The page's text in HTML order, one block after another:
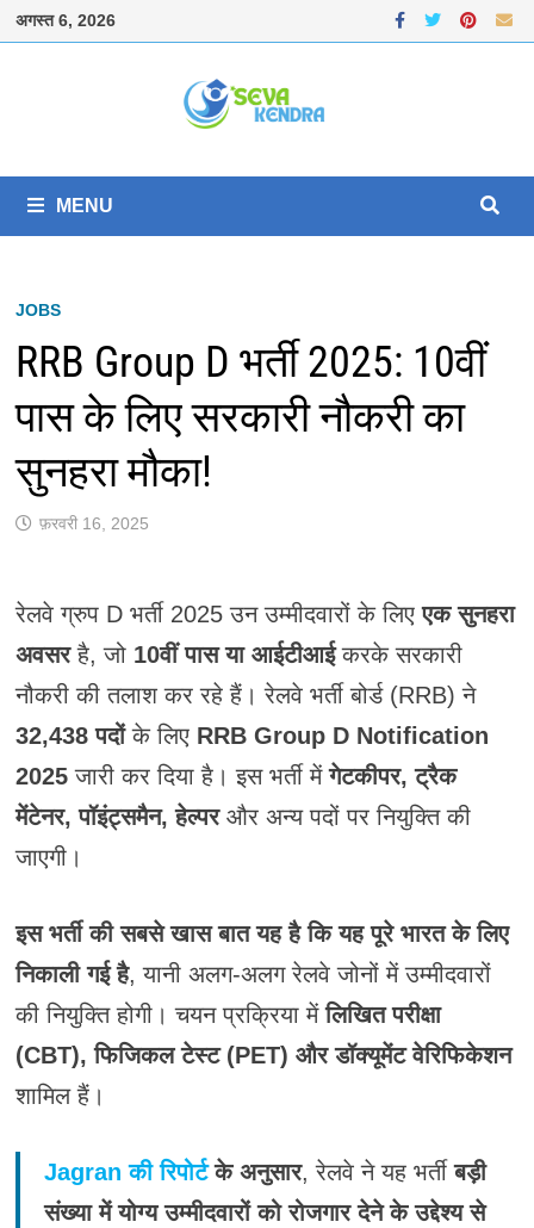
Skip
अगस्त 6, 2026
MENU
JOBS
RRB Group D भर्ती 2025: 10वीं
पास के लिए सरकारी नौकरी का
सुनहरा मौका!
फ़रवरी 16, 2025
रेलवे ग्रुप D भर्ती 2025 उन उम्मीदवारों के लिएएक सुनहरा
अवसरहै, जो 10वीं पास या आईटीआईकरके सरकारी
नौकरी की तलाश कर रहे हैं। रेलवे भर्ती बोर्ड (RRB) ने
32,438 पदोंके लिए RRB Group D Notification
2025जारी कर दिया है। इस भर्ती मेंगेटकीपर, ट्रैक
मेंटेनर, पॉइंट्समैन, हेल्परऔर अन्य पदों पर नियुक्ति की
जाएगी।
इस भर्ती की सबसे खास बात यह है कि यह पूरे भारत के लिए
निकाली गई है, यानी अलग-अलग रेलवे जोनों में उम्मीदवारों
की नियुक्ति होगी। चयन प्रक्रिया मेंलिखित परीक्षा
(CBT), फिजिकल टेस्ट (PET) और डॉक्यूमेंट वेरिफिकेशन
शामिल हैं।
Jagran की रिपोर्टके अनुसार, रेलवे ने यह भर्तीबड़ी
संख्या में योग्य उम्मीदवारों को रोजगार देने के उद्देश्य से